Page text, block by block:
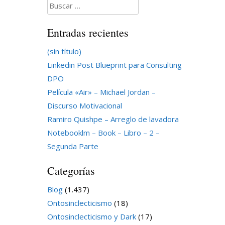
Buscar:
Entradas recientes
(sin título)
Linkedin Post Blueprint para Consulting
DPO
Película «Air» – Michael Jordan –
Discurso Motivacional
Ramiro Quishpe – Arreglo de lavadora
Notebooklm – Book – Libro – 2 –
Segunda Parte
Categorías
Blog(1.437)
Ontosinclecticismo (18)
Ontosinclecticismo y Dark(17)